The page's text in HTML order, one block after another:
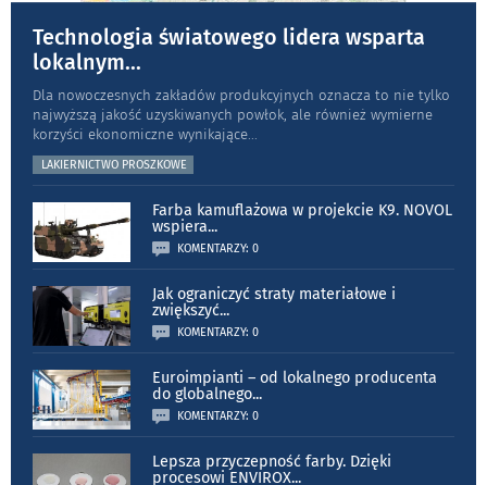
Technologia światowego lidera wsparta
lokalnym...
Dla nowoczesnych zakładów produkcyjnych oznacza to nie tylko
najwyższą jakość uzyskiwanych powłok, ale również wymierne
korzyści ekonomiczne wynikające...
LAKIERNICTWO PROSZKOWE
Farba kamuflażowa w projekcie K9. NOVOL
wspiera...
KOMENTARZY: 0
Jak ograniczyć straty materiałowe i
zwiększyć...
KOMENTARZY: 0
Euroimpianti – od lokalnego producenta
do globalnego...
KOMENTARZY: 0
Lepsza przyczepność farby. Dzięki
procesowi ENVIROX...